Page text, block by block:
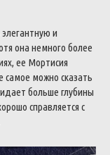
и
она немного более
ее Мортисия
самое можно сказать
больше глубины
справляется с